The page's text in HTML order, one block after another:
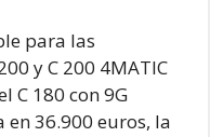
para las
y C 200 4MATIC
C 180 con 9G
en 36.900 euros, la